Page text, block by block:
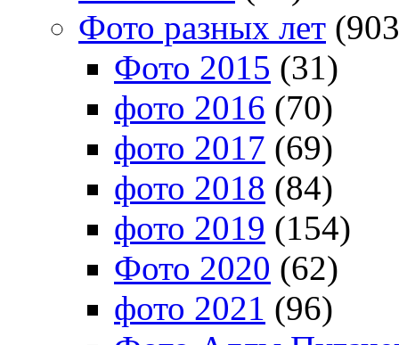
Фото разных лет
Фото 2015 (31)
фото 2016 (70)
фото 2017 (69)
фото 2018 (84)
фото 2019 (154)
Фото 2020 (62)
фото 2021 (96)